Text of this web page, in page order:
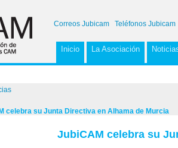
Correos Jubicam Teléfonos Jubicam
Inicio La Asociación
celebra su Junta Directiva en Alhama de Murcia
JubiCAM celebra su